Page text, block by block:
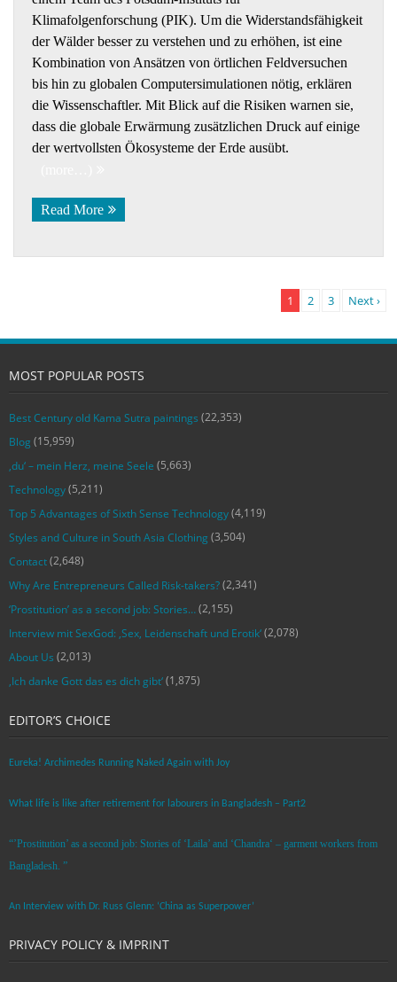
Klimafolgenforschung (PIK). Um die Widerstandsfähigkeit
der Wälder besser zu verstehen und zu erhöhen, ist eine
Kombination von Ansätzen von örtlichen Feldversuchen
bis hin zu globalen Computersimulationen nötig, erklären
die Wissenschaftler. Mit Blick auf die Risiken warnen sie,
dass die globale Erwärmung zusätzlichen Druck auf einige
der wertvollsten Ökosysteme der Erde ausübt.
Read More
1 2 3 Next ›
MOST POPULAR POSTS
Best Century old Kama Sutra paintings (22,353)
Blog (15,959)
‚du‘ – mein Herz, meine Seele (5,663)
Technology(5,211)
Top 5 Advantages of Sixth Sense Technology(4,119)
Styles and Culture in South Asia Clothing (3,504)
Contact(2,648)
Why Are Entrepreneurs Called Risk-takers?(2,341)
‘Prostitution’ as a second job: Stories…(2,155)
Interview mit SexGod: ‚Sex, Leidenschaft und Erotik‘(2,078)
About Us (2,013)
‚Ich danke Gott das es dich gibt‘(1,875)
EDITOR’S CHOICE
Eureka! Archimedes Running Naked Again with Joy
What life is like after retirement for labourers in Bangladesh – Part2
“’Prostitution’ as a second job: Stories of ‘Laila’ and ‘Chandra‘ – garment workers from
Bangladesh. ”
An Interview with Dr. Russ Glenn: ‘China as Superpower’
PRIVACY POLICY & IMPRINT